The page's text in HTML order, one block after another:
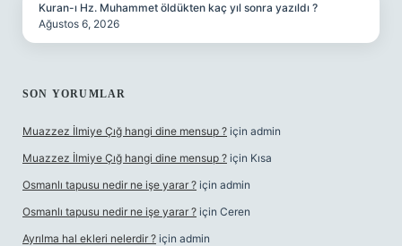
Kuran-ı Hz. Muhammet öldükten kaç yıl sonra yazıldı ?
Ağustos 6, 2026
SON YORUMLAR
Muazzez İlmiye Çığ hangi dine mensup ? için admin
Muazzez İlmiye Çığ hangi dine mensup ? için Kısa
Osmanlı tapusu nedir ne işe yarar ? için admin
Osmanlı tapusu nedir ne işe yarar ? için Ceren
Ayrılma hal ekleri nelerdir ? için admin